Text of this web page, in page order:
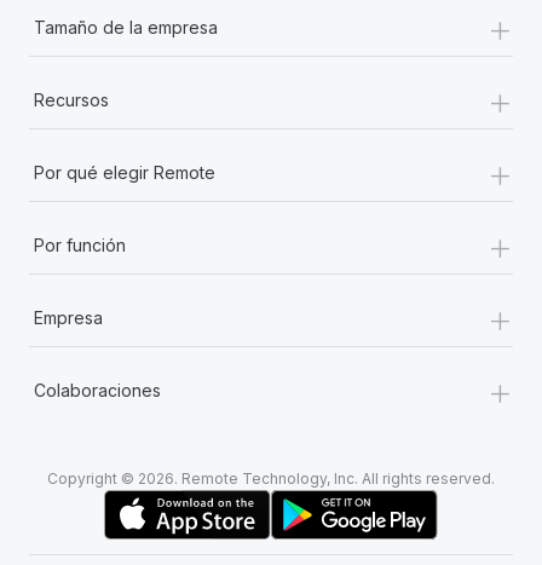
Tamaño de la empresa +
Recursos +
Por qué elegir Remote +
Por función +
Empresa +
Colaboraciones +
Copyright © 2026. Remote Technology, Inc. All rights reserved.